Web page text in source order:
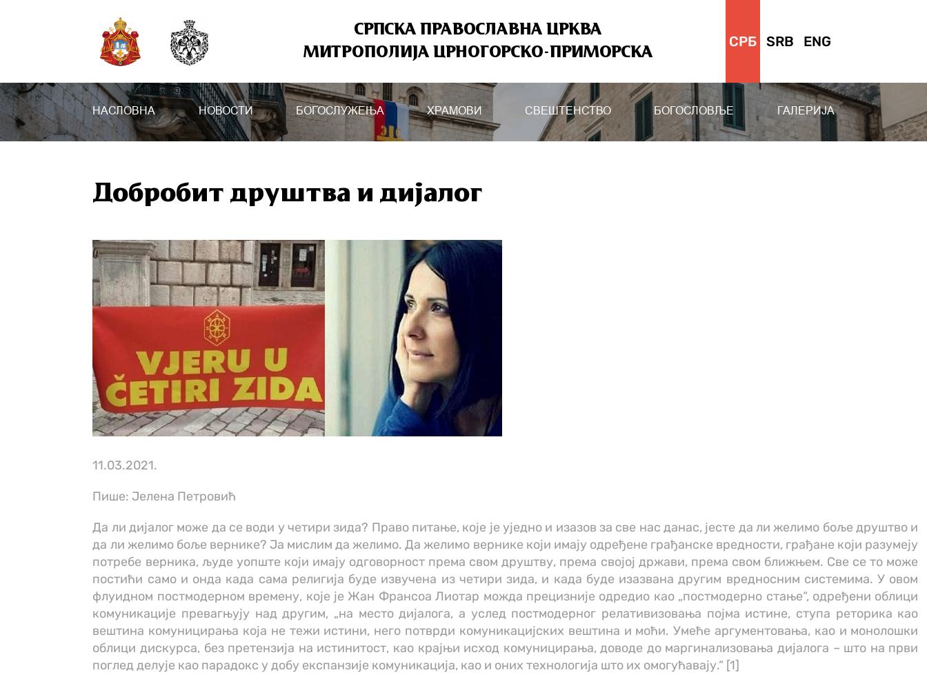
СРПСКА ПРАВОСЛАВНА ЦРКВА
МИТРОПОЛИЈА ЦРНОГОРСКО-ПРИМОРСКА
СРБ SRB ENG
НАСЛОВНА НОВОСТИ БОГОСЛУЖЕЊА ХРАМОВИ СВЕШТЕНСТВО БОГОСЛОВЉЕ ГАЛЕРИЈА
Добробит друштва и дијалог
11.03.2021.
Пише: Јелена Петровић
Да ли дијалог може да се води у четири зида? Право питање, које је уједно и изазов за све нас данас, јесте да ли желимо боље друштво и
да ли желимо боље вернике? Ја мислим да желимо. Да желимо вернике који имају одређене грађанске вредности, грађане који разумеју
потребе верника, људе уопште који имају одговорност према свом друштву, према својој држави, према свом ближњем. Све се то може
постићи само и онда када сама религија буде извучена из четири зида, и када буде изазвана другим вредносним системима. У овом
флуидном постмодерном времену, које је Жан Франсоа Лиотар можда прецизније одредио као „постмодерно стање“, одређени облици
комуникације превагњују над другим, „на место дијалога, а услед постмодерног релативизовања појма истине, ступа реторика као
вештина комуницирања која не тежи истини, него потврди комуникацијских вештина и моћи. Умеће аргументовања, као и монолошки
облици дискурса, без претензија на истинитост, као крајњи исход комуницирања, доводе до маргинализовања дијалога – што на први
поглед делује као парадокс у добу експанзије комуникација, као и оних технологија што их омогућавају.“ [1]